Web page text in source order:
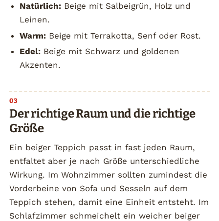
Natürlich:Beige mit Salbeigrün, Holz und
Leinen.
Warm:Beige mit Terrakotta, Senf oder Rost.
Edel:Beige mit Schwarz und goldenen
Akzenten.
Der richtige Raum und die richtige
Größe
Ein beiger Teppich passt in fast jeden Raum,
entfaltet aber je nach Größe unterschiedliche
Wirkung. Im Wohnzimmer sollten zumindest die
Vorderbeine von Sofa und Sesseln auf dem
Teppich stehen, damit eine Einheit entsteht. Im
Schlafzimmer schmeichelt ein weicher beiger